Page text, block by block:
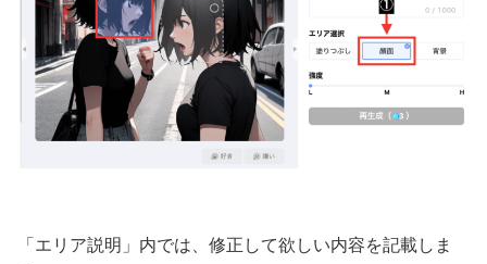
「エリア説明」内では、修正して欲しい内容を記載しま